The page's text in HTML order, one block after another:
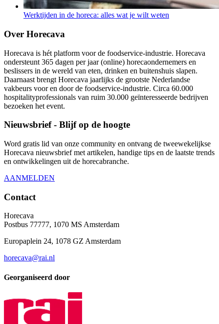
Werktijden in de horeca: alles wat je wilt weten
Over Horecava
Horecava is hét platform voor de foodservice-industrie. Horecava
ondersteunt 365 dagen per jaar (online) horecaondernemers en
beslissers in de wereld van eten, drinken en buitenshuis slapen.
Daarnaast brengt Horecava jaarlijks de grootste Nederlandse
vakbeurs voor en door de foodservice-industrie. Circa 60.000
hospitalityprofessionals van ruim 30.000 geïnteresseerde bedrijven
bezoeken het event.
Nieuwsbrief - Blijf op de hoogte
Word gratis lid van onze community en ontvang de tweewekelijkse
Horecava nieuwsbrief met artikelen, handige tips en de laatste trends
en ontwikkelingen uit de horecabranche.
AANMELDEN
Contact
Horecava
Postbus 77777, 1070 MS Amsterdam
Europaplein 24, 1078 GZ Amsterdam
horecava@rai.nl
Georganiseerd door